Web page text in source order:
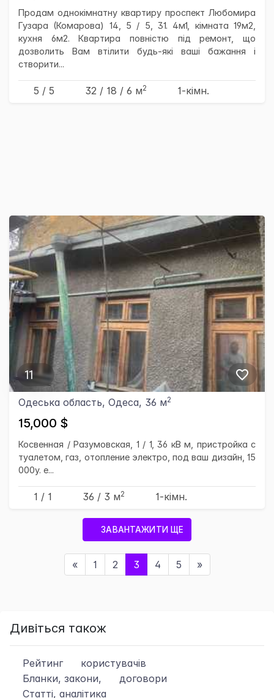
Продам однокімнатну квартиру проспект Любомира
Гузара (Комарова) 14, 5 / 5, 31. 4м1, кімната 19м2,
кухня 6м2. Квартира повністю під ремонт, що
дозволить Вам втілити будь-які ваші бажання і
створити...
5 / 5 32 / 18 / 6 м2 1-кімн.
11
Одеська область, Одеса, 36 м2
15,000 $
Косвенная / Разумовская, 1 / 1, 36 кВ м, пристройка с
туалетом, газ, отопление электро, под ваш дизайн, 15
000у. е...
1 / 1 36 / 3 м2 1-кімн.
« 1 2 3 4 5 »
ЗАВАНТАЖИТИ ЩЕ
Дивіться також
Рейтинг
користувачів
Бланки, закони,
договори
Статті, аналітика